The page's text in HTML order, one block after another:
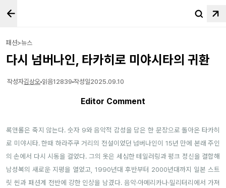
패션>뉴스
다시 넘버나인, 타카히로 미야시타의 귀환
작성자김상오 읽음12839 작성일2025.09.10
Editor Comment
록앤롤은 죽지 않는다. 숫자 9와 음악적 감성을 담은 한 문장으로 돌아온 타카히
로 미야시타. 한때 하라주쿠 거리의 전설이었던 넘버나인이 15년 만에 본래 주인
의 손에서 다시 시동을 걸었다. 그의 옷은 세심한 테일러링과 펑크 정신을 결합해
남성복의 새로운 지평을 열었고, 1990년대 후반부터 2000년대까지 일본 스트
릿 씬과 패션계 전반에 강한 인상을 남겼다. 음악·아메리카나·밀리터리에서 가져